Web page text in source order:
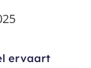
ervaart